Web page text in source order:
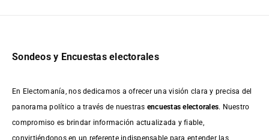
Sondeos y Encuestas electorales
En Electomanía, nos dedicamos a ofrecer una visión clara y precisa del
panorama político a través de nuestras encuestas electorales. Nuestro
compromiso es brindar información actualizada y fiable,
convirtiéndonos en un referente indispensable para entender las